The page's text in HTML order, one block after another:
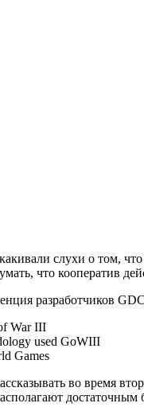
слухи о том,
что кооператив
разработчиков
War III
used GoWIII
Games
во время